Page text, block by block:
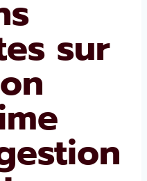
sur